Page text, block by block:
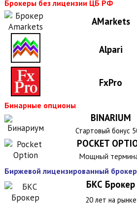
Брокеры без лицензии ЦБ РФ
AMarkets
Alpari
FxPro
Бинарные опционы
BINARIUM
Стартовый бонус
POCKET
Мощный
Биржевой лицензированный брокер
БКС Брокер
20 лет на рынке